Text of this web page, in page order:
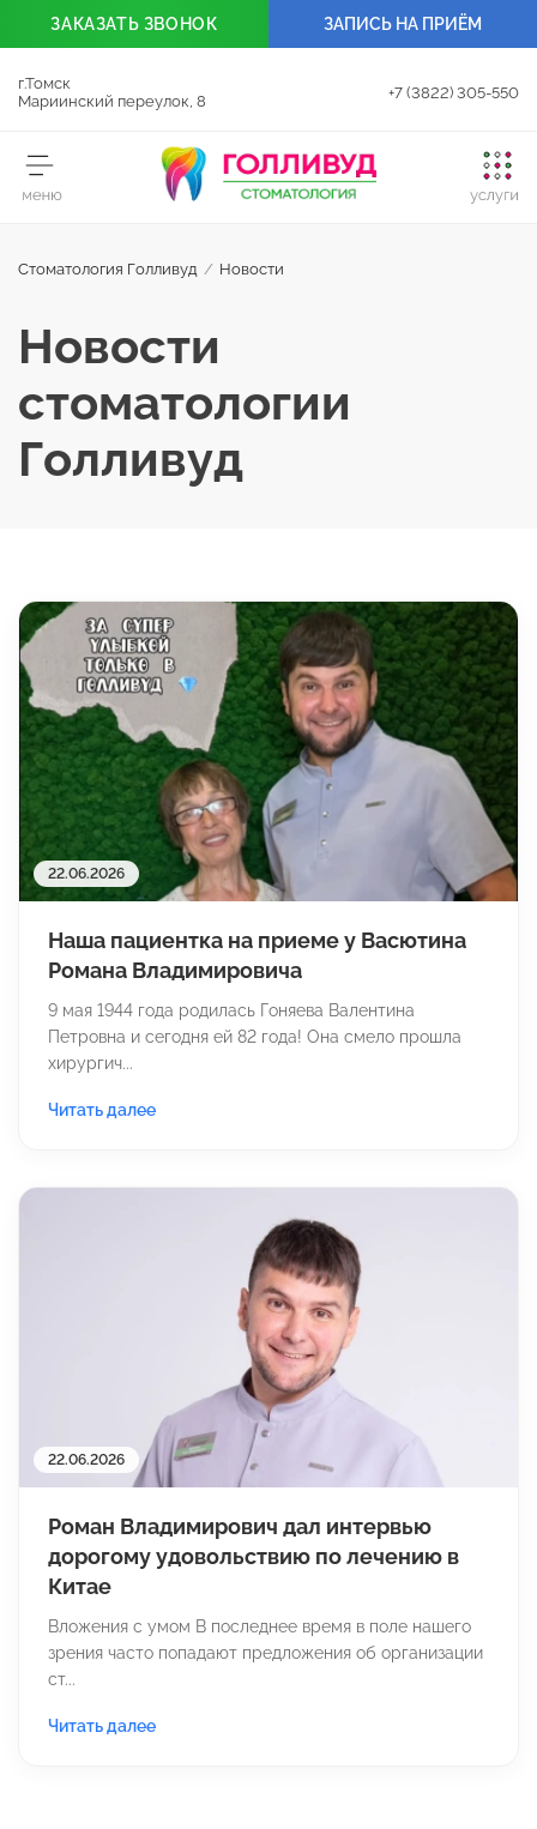
г.Томск
Мариинский переулок, 8
+7 (3822) 305-550
ЗАКАЗАТЬ ЗВОНОК ЗАПИСЬ НА ПРИЁМ
Стоматология Голливуд / Новости
Новости
стоматологии
Голливуд
22.06.2026
Наша пациентка на приеме у Васютина
Романа Владимировича
9 мая 1944 года родилась Гоняева Валентина
Петровна и сегодня ей 82 года! Она смело прошла
хирургич...
Читать далее
22.06.2026
Роман Владимирович дал интервью
дорогому удовольствию по лечению в
Китае
Вложения с умом В последнее время в поле нашего
зрения часто попадают предложения об организации
ст...
Читать далее